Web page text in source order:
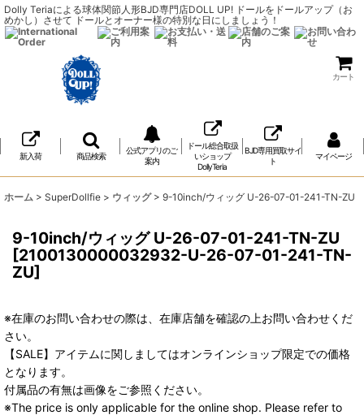
Dolly Teriaによる球体関節人形BJD専門店DOLL UP! ドールをドールアップ（お
めかし）させて ドールとオーナー様の特別な日にしましょう！
カート
新入荷 商品検索
公式アプリのご
案内
ドール総合取扱
いショップ
DollyTeria
BJD専用買取サイ
ト
マイページ
ホーム > SuperDollfie > ウィッグ > 9-10inch/ウィッグ U-26-07-01-241-TN-ZU
9-10inch/ウィッグ U-26-07-01-241-TN-ZU
[2100130000032932-U-26-07-01-241-TN-
ZU]
※在庫のお問い合わせの際は、在庫店舗を確認の上お問い合わせくだ
さい。
【SALE】アイテムに関しましてはオンラインショップ限定での価格
となります。
付属品の有無は画像をご参照ください。
※The price is only applicable for the online shop. Please refer to